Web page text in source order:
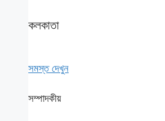
কলকাতা
সমস্ত দেখুন
সম্পাদকীয়